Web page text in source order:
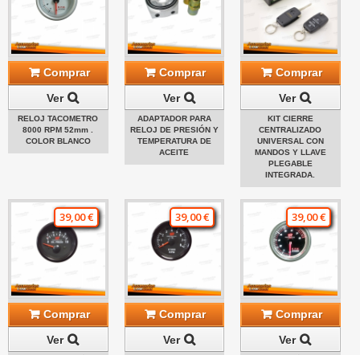
Comprar
Ver
RELOJ TACOMETRO
8000 RPM 52mm .
COLOR BLANCO
Comprar
Ver
ADAPTADOR PARA
RELOJ DE PRESIÓN Y
TEMPERATURA DE
ACEITE
Comprar
Ver
KIT CIERRE
CENTRALIZADO
UNIVERSAL CON
MANDOS Y LLAVE
PLEGABLE
INTEGRADA.
39,00 €
Comprar
Ver
39,00 €
Comprar
Ver
39,00 €
Comprar
Ver